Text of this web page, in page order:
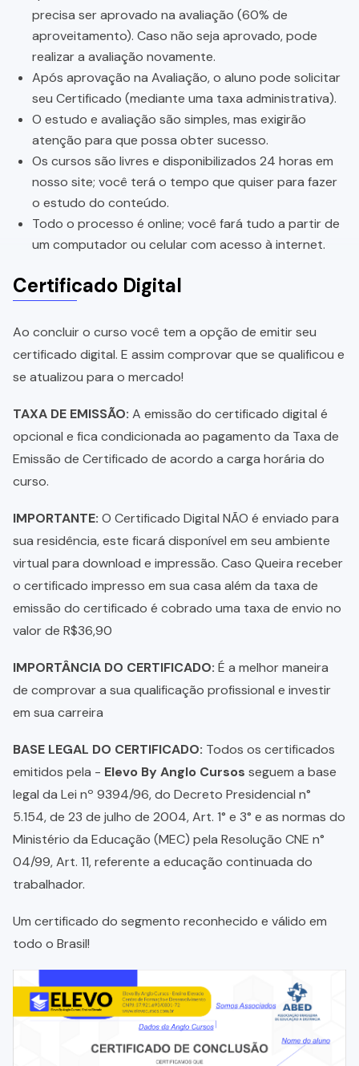
precisa ser aprovado na avaliação (60% de
aproveitamento). Caso não seja aprovado, pode
realizar a avaliação novamente.
Após aprovação na Avaliação, o aluno pode solicitar
seu Certificado (mediante uma taxa administrativa).
O estudo e avaliação são simples, mas exigirão
atenção para que possa obter sucesso.
Os cursos são livres e disponibilizados 24 horas em
nosso site; você terá o tempo que quiser para fazer
o estudo do conteúdo.
Todo o processo é online; você fará tudo a partir de
um computador ou celular com acesso à internet.
Certificado Digital
Ao concluir o curso você tem a opção de emitir seu
certificado digital. E assim comprovar que se qualificou e
se atualizou para o mercado!
TAXA DE EMISSÃO: A emissão do certificado digital é
opcional e fica condicionada ao pagamento da Taxa de
Emissão de Certificado de acordo a carga horária do
curso.
IMPORTANTE: O Certificado Digital NÃO é enviado para
sua residência, este ficará disponível em seu ambiente
virtual para download e impressão. Caso Queira receber
o certificado impresso em sua casa além da taxa de
emissão do certificado é cobrado uma taxa de envio no
valor de R$36,90
IMPORTÂNCIA DO CERTIFICADO: É a melhor maneira
de comprovar a sua qualificação profissional e investir
em sua carreira
BASE LEGAL DO CERTIFICADO: Todos os certificados
emitidos pela - Elevo By Anglo Cursos seguem a base
legal da Lei nº 9394/96, do Decreto Presidencial n°
5.154, de 23 de julho de 2004, Art. 1° e 3° e as normas do
Ministério da Educação (MEC) pela Resolução CNE n°
04/99, Art. 11, referente a educação continuada do
trabalhador.
Um certificado do segmento reconhecido e válido em
todo o Brasil!